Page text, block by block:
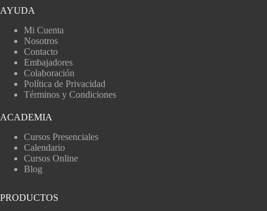
AYUDA
Mi Cuenta
Nosotros
Contacto
Embajadores
Colaboración
Política de Privacidad
Términos y Condiciones
ACADEMIA
Cursos Presenciales
Calendario
Cursos Online
Blog
PRODUCTOS